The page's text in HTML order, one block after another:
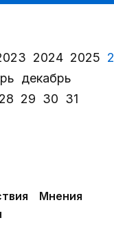
2024 2025
декабрь
28 29 30 31
Мнения